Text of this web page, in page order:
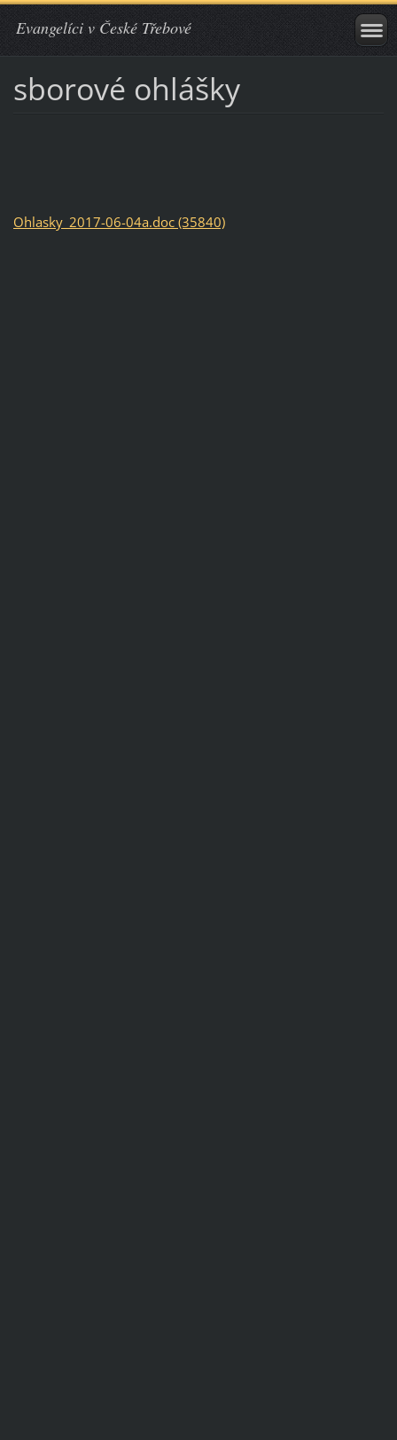
Evangelíci v České Třebové
sborové ohlášky
Ohlasky_2017-06-04a.doc (35840)